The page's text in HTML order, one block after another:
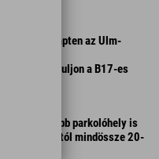
en, Kempten az Ulm-
felől forduljon a B17-es
több parkolóhely is
A parkolótól mindössze 20-